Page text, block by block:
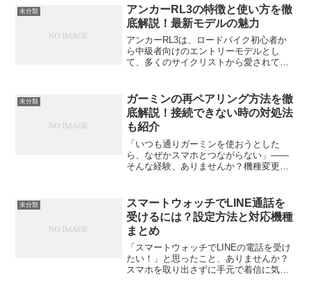
を防ぐ大切な役割を担っています。けれ
ども、意外と知られていない...
未分類
アンカーRL3の特徴と使い方を徹
底解説！最新モデルの魅力
アンカーRL3は、ロードバイク初心者か
ら中級者向けのエントリーモデルとし
て、多くのサイクリストから愛されてい
特にその特徴や使い方、選ぶ際のポイン
トについて徹底的に解説...
未分類
ガーミンの再ペアリング方法を徹
底解説！接続できない時の対処法
も紹介
「いつも通りガーミンを使おうとした
ら、なぜかスマホとつながらない」——
そんな経験、ありませんか？機種変更や
頼れるのが「再ペアリング」です。この
記事では、ガー...
未分類
スマートウォッチでLINE通話を
受けるには？設定方法と対応機種
まとめ
「スマートウォッチでLINEの電話を受け
たい！」と思ったこと、ありませんか？
スマホを取り出さずに手元で着信に気づ